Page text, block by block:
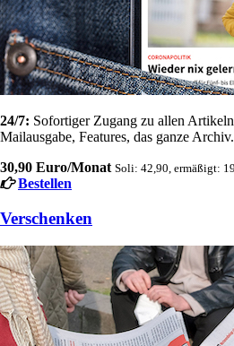
24/7: Sofortiger Zugang zu allen
Mailausgabe, Features, das ganze Archiv.
30,90 Euro/Monat Soli: 42,90, ermäßigt:
Bestellen
Verschenken